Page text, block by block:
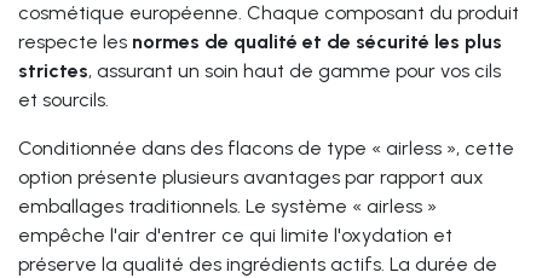
cosmétique européenne. Chaque composant du produit
respecte les normes de qualité et de sécurité les plus
strictes, assurant un soin haut de gamme pour vos cils
et sourcils.
Conditionnée dans des flacons de type « airless », cette
option présente plusieurs avantages par rapport aux
emballages traditionnels. Le système « airless »
empêche l'air d'entrer ce qui limite l'oxydation et
préserve la qualité des ingrédients actifs. La durée de